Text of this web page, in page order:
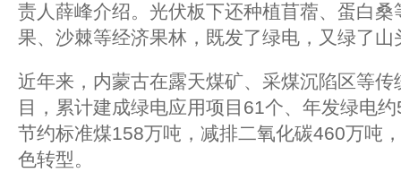
责人薛峰介绍。光伏板下还种植苜蓿、蛋白
果、沙棘等经济果林，既发了绿电，又绿了山
近年来，内蒙古在露天煤矿、采煤沉陷区等
目，累计建成绿电应用项目61个、年发绿电
节约标准煤158万吨，减排二氧化碳460万吨
色转型。